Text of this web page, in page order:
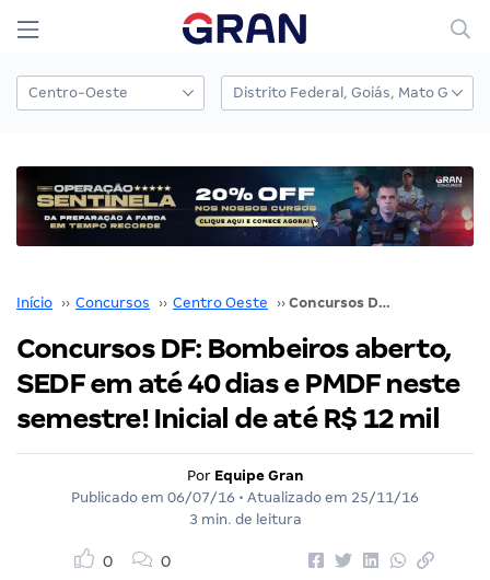
Início ›› Concursos ›› Centro Oeste ›› Concursos DF: Bombeiros aberto, SEDF em até 40 dias e PMDF neste semestre! Inicial de até R$ 12 mil
Concursos DF: Bombeiros aberto,
SEDF em até 40 dias e PMDF neste
semestre! Inicial de até R$ 12 mil
Por Equipe Gran
Publicado em 06/07/16 • Atualizado em 25/11/16
3 min. de leitura
0 0